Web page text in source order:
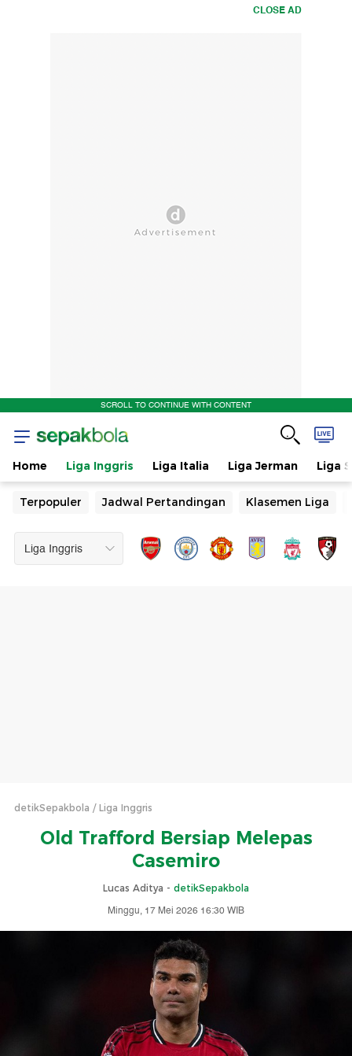
CLOSE AD
SCROLL TO CONTINUE WITH CONTENT
Home Liga Inggris Liga Italia Liga Jerman Liga
Terpopuler Jadwal Pertandingan Klasemen Liga
detikSepakbola Liga Inggris
Old Trafford Bersiap Melepas
Casemiro
Lucas Aditya - detikSepakbola
Minggu, 17 Mei 2026 16:30 WIB